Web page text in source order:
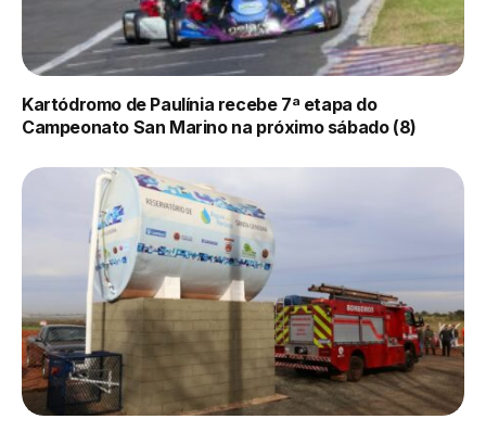
Kartódromo de Paulínia recebe 7ª etapa do
Campeonato San Marino na próximo sábado (8)